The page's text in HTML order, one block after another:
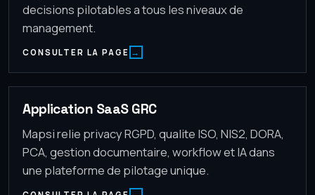
decisions pilotables a tous les niveaux de
management.
CONSULTER LA PAGE
Application SaaS GRC
Mapsi relie privacy RGPD, qualite ISO, NIS2, DORA,
PCA, gestion documentaire, workflow et IA dans
une plateforme de pilotage unique.